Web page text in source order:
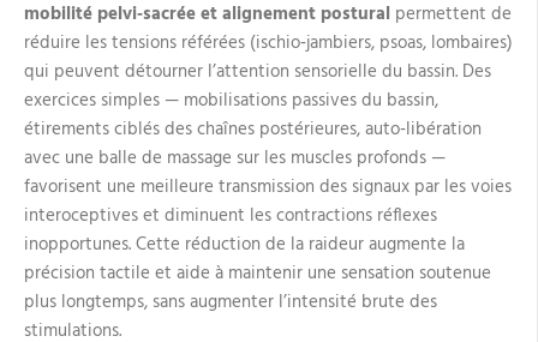
mobilité pelvi‑sacrée et alignement postural permettent de
réduire les tensions référées (ischio‑jambiers, psoas, lombaires)
qui peuvent détourner l’attention sensorielle du bassin. Des
exercices simples — mobilisations passives du bassin,
étirements ciblés des chaînes postérieures, auto‑libération
avec une balle de massage sur les muscles profonds —
favorisent une meilleure transmission des signaux par les voies
interoceptives et diminuent les contractions réflexes
inopportunes. Cette réduction de la raideur augmente la
précision tactile et aide à maintenir une sensation soutenue
plus longtemps, sans augmenter l’intensité brute des
stimulations.